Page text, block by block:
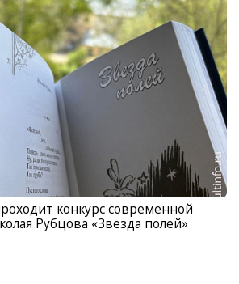
конкурс современной
Рубцова «Звезда полей»